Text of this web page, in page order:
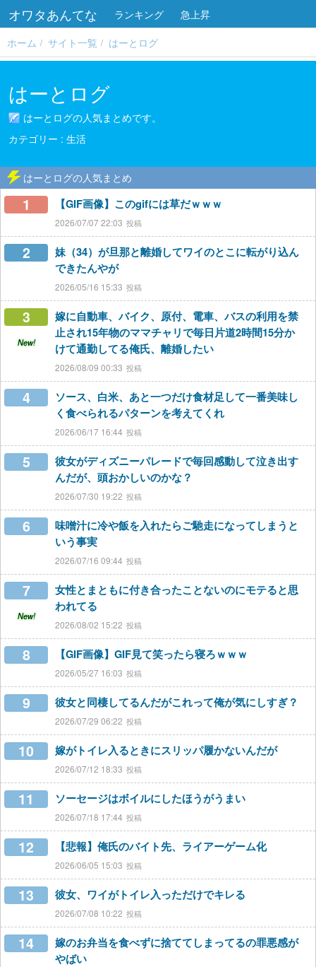
オワタあんてな ランキング
急上昇
ホーム
サイト一覧 はーとログ
はーとログ
はーとログの人気まとめです。
生活
はーとログの人気まとめ
1 【GIF画像】このgifには草だｗｗｗ
2026/07/07 22:03
2
妹（34）が旦那と離婚してワイのとこに転がり込ん
できたんやが
2026/05/16 15:33
3
New!
嫁に自動車、バイク、原付、電車、バスの利用を禁
止され15年物のママチャリで毎日片道2時間15分か
けて通勤してる俺氏、離婚したい
2026/08/09 00:33
4
ソース、白米、あと一つだけ食材足して一番美味し
く食べられるパターンを考えてくれ
2026/06/17 16:44
5
彼女がディズニーパレードで毎回感動して泣き出す
んだが、頭おかしいのかな？
2026/07/30 19:22
6
味噌汁に冷や飯を入れたらご馳走になってしまうと
いう事実
2026/07/16 09:44
7
New!
女性とまともに付き合ったことないのにモテると思
われてる
2026/08/02 15:22
8 【GIF画像】GIF見て笑ったら寝ろｗｗｗ
2026/05/27 16:03
9 彼女と同棲してるんだがこれって俺が気にしすぎ？
2026/07/29 06:22
10 嫁がトイレ入るときにスリッパ履かないんだが
2026/07/12 18:33
11 ソーセージはボイルにしたほうがうまい
2026/07/18 17:44
12 【悲報】俺氏のバイト先、ライアーゲーム化
2026/06/05 15:03
13 彼女、ワイがトイレ入っただけでキレる
2026/07/08 10:22
14
嫁のお弁当を食べずに捨ててしまってるの罪悪感が
やばい